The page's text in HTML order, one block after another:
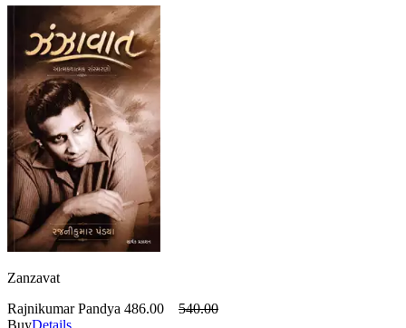
Zanzavat
Rajnikumar Pandya 486.00
540.00